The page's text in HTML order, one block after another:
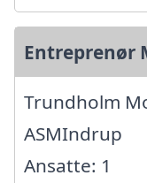
Entreprenør
Trundholm
ASMIndrup
Ansatte: 1